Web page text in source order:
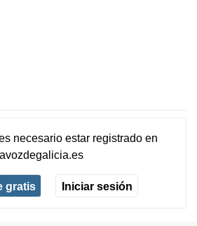
necesario estar registradoen
gratis Iniciar sesión